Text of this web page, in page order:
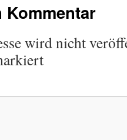
Kommentar
wird nicht